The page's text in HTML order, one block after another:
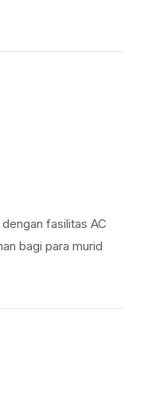
fasilitas AC
bagi para murid